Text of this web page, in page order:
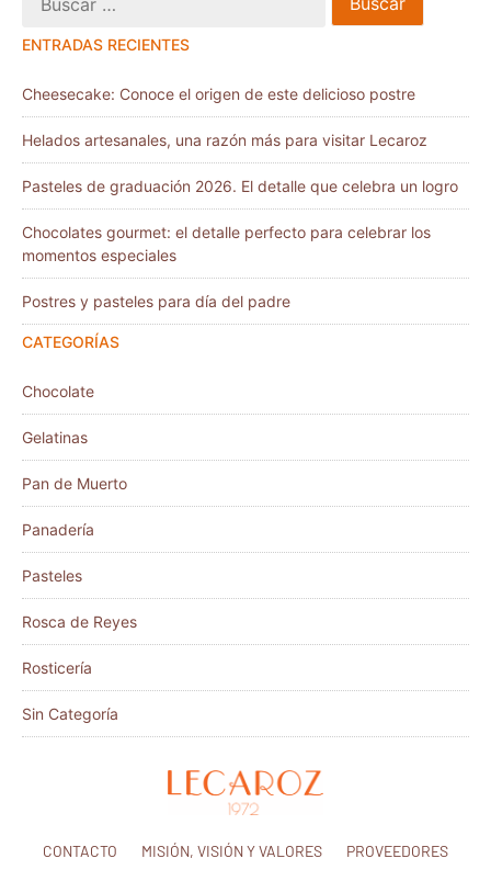
ENTRADAS RECIENTES
Cheesecake: Conoce el origen de este delicioso postre
Helados artesanales, una razón más para visitar Lecaroz
Pasteles de graduación 2026. El detalle que celebra un logro
Chocolates gourmet: el detalle perfecto para celebrar los
momentos especiales
Postres y pasteles para día del padre
CATEGORÍAS
Chocolate
Gelatinas
Pan de Muerto
Panadería
Pasteles
Rosca de Reyes
Rosticería
Sin Categoría
CONTACTO MISIÓN, VISIÓN Y VALORES PROVEEDORES